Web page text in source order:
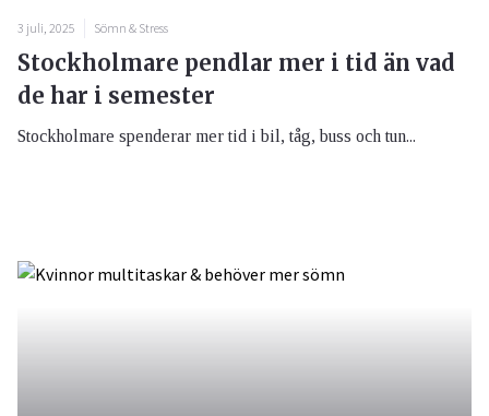
3 juli, 2025 Sömn & Stress
Stockholmare pendlar mer i tid än vad
de har i semester
Stockholmare spenderar mer tid i bil, tåg, buss och tun...